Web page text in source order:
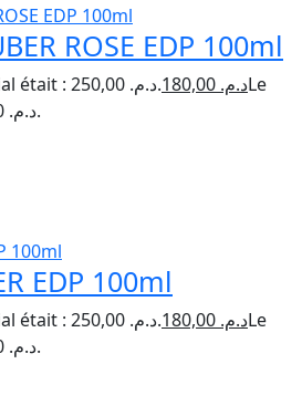
ROSE EDP 100ml
Le prix initial était : د.م. 250,00. د.م.Le
prix actuel est : د.م. 180,00.
EDP 100ml
Le prix initial était : د.م. 250,00. د.م.Le
prix actuel est : د.م. 180,00.